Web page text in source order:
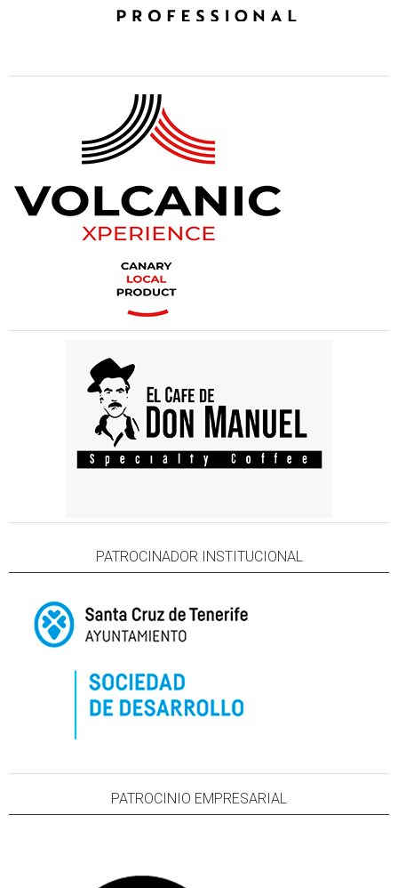
PATROCINADOR INSTITUCIONAL
PATROCINIO EMPRESARIAL